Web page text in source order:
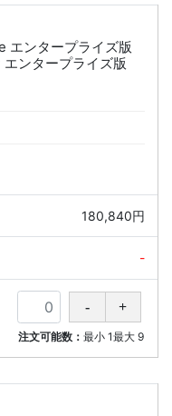
エンタープライズ版
ンタープライズ版
180,840円
-
注文可能数：最小 1最大 9